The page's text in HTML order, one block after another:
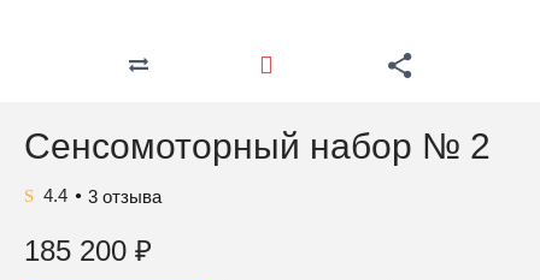
4.4 ● 3 отзыва
Сенсомоторный набор № 2
185 200 ₽